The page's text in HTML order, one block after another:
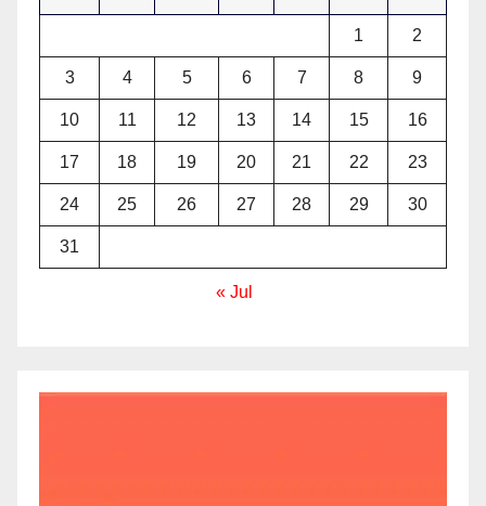
1 2
3 4 5 6 7 8 9
10 11 12 13 14 15 16
17 18 19 20 21 22 23
24 25 26 27 28 29 30
31
« Jul